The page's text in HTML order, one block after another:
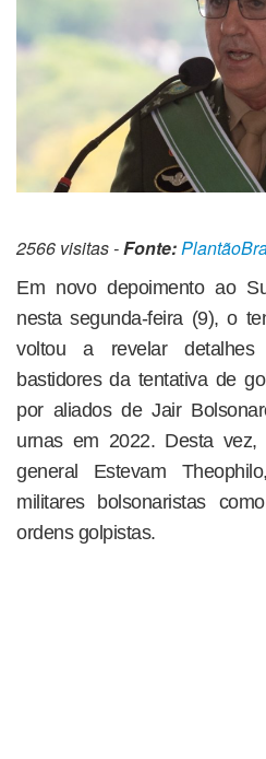
2566 visitas -Fonte:
Em novo depoimento ao
nesta segunda-feira (9), o
voltou a revelar detalhes
bastidores da tentativa de
por aliados de Jair
urnas em 2022. Desta
general Estevam
militares bolsonaristas
ordens golpistas.